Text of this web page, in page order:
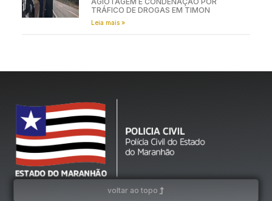
TRÁFICO DE DROGAS EM TIMON
Leia mais »
voltar ao topo